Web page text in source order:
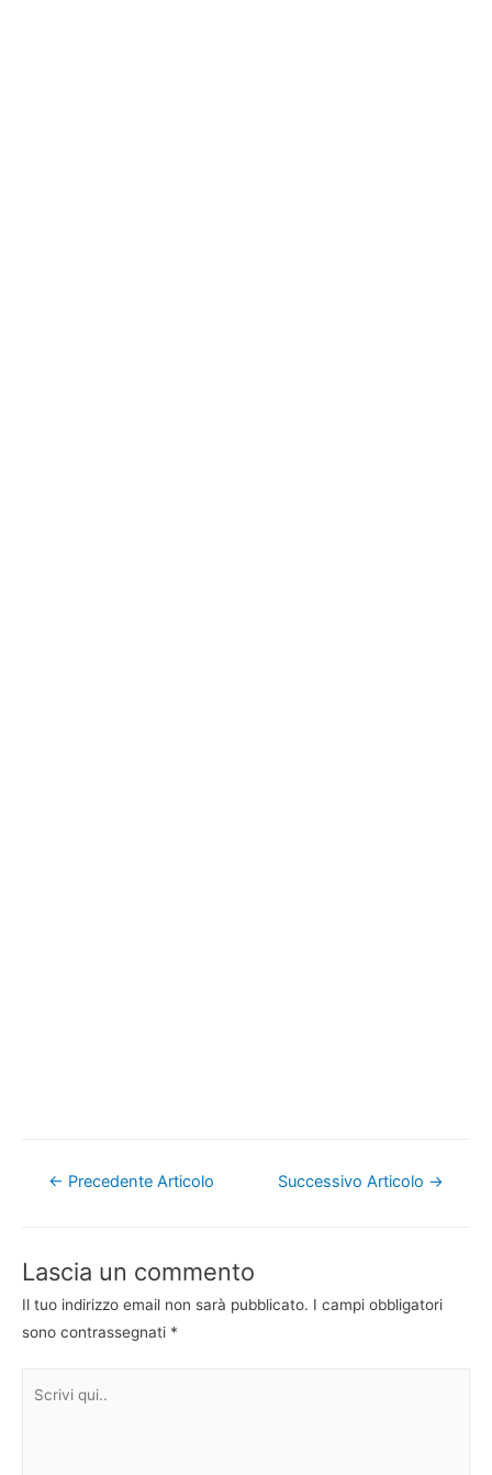
Navigazione
← Precedente Articolo Successivo Articolo →
Lascia un commento
Il tuo indirizzo email non sarà pubblicato. I campi obbligatori
sono contrassegnati *